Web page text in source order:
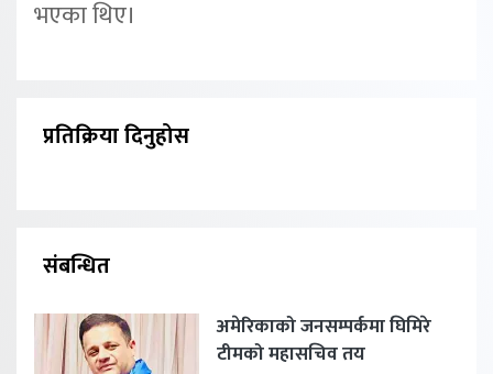
भएका थिए।
प्रतिक्रिया दिनुहोस
संबन्धित
अमेरिकाको जनसम्पर्कमा घिमिरे
टीमको महासचिव तय